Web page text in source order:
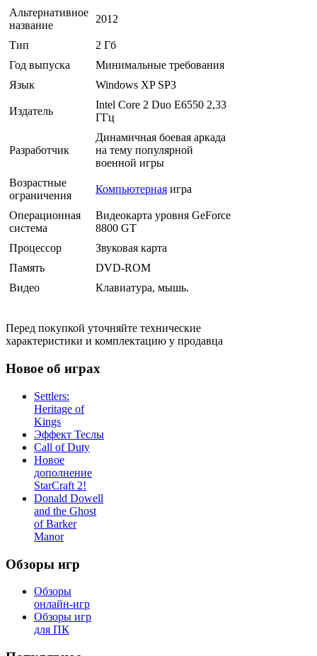
Альтернативное
название
2012
Тип
2 Гб
Год выпуска
Минимальные требования
Язык
Windows XP SP3
Издатель
Intel Core 2 Duo Е6550 2,33
ГГц
Разработчик
Динамичная боевая аркада
на тему популярной
военной игры
Возрастные
ограничения
Компьютерная игра
Операционная
система
Видеокарта уровня GeForce
8800 GT
Процессор
Звуковая карта
Память
DVD-ROM
Видео
Клавиатура, мышь.
Перед покупкой уточняйте технические
характеристики и комплектацию у продавца
Новое об играх
Settlers:
Heritage of
Kings
Эффект Теслы
Call of Duty
Новое
дополнение
StarCraft 2!
Donald Dowell
and the Ghost
of Barker
Manor
Обзоры игр
Обзоры
онлайн-игр
Обзоры игр
для ПК